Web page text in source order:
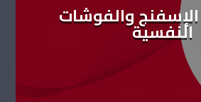
الإسفنج والفوشات
النفسية